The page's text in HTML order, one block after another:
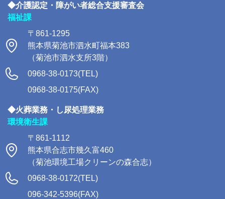
◆介護認定・障がい者総合支援審査会
福祉課
〒861-1295
熊本県菊池市泗水町福本383
（菊池市泗水支所3階）
0968-38-0173(TEL)
0968-38-0175(FAX)
◆火葬業務・し尿処理業務
環境衛生課
〒861-1112
熊本県合志市幾久富460
（菊池環境工場クリーンの森合志）
0968-38-0172(TEL)
096-342-5396(FAX)